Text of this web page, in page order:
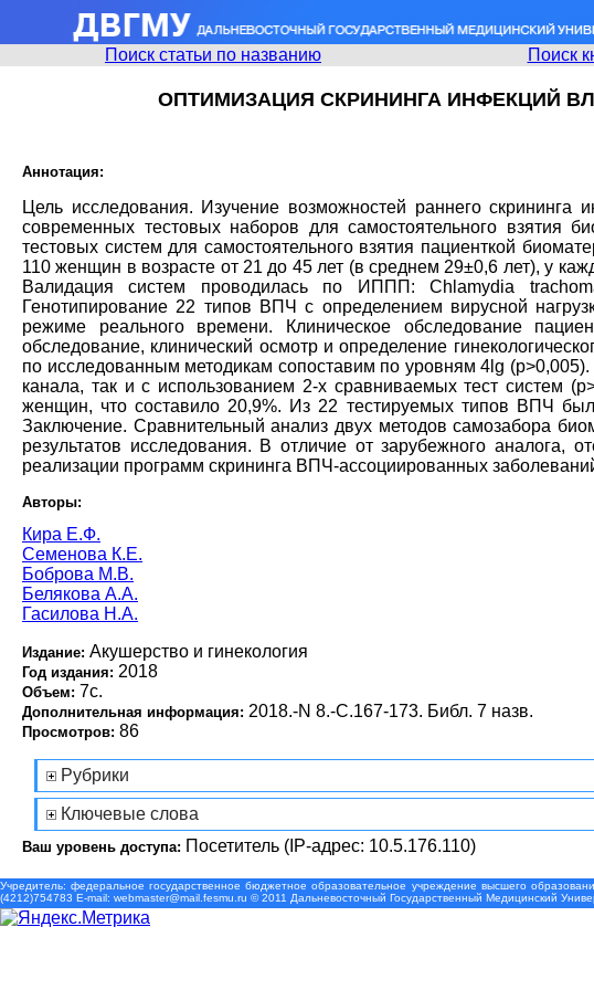
Поиск статьи по названию Поиск
ОПТИМИЗАЦИЯ СКРИНИНГА ИНФЕКЦИЙ
Аннотация:
Цель исследования. Изучение возможностей раннего
современных тестовых наборов для самостоятельного взятия
тестовых систем для самостоятельного взятия пациенткой
110 женщин в возрасте от 21 до 45 лет (в среднем 29±0,6 лет), у
Валидация систем проводилась по ИППП: Chlamydia
Генотипирование 22 типов ВПЧ с определением вирусной
режиме реального времени. Клиническое обследование
обследование, клинический осмотр и определение
по исследованным методикам сопоставим по уровням 4lg
канала, так и с использованием 2-х сравниваемых тест
женщин, что составило 20,9%. Из 22 тестируемых типов ВПЧ
Заключение. Сравнительный анализ двух методов самозабора
результатов исследования. В отличие от зарубежного аналога,
реализации программ скрининга ВПЧ-ассоциированных
Авторы:
Кира Е.Ф.
Семенова К.Е.
Боброва М.В.
Белякова А.А.
Гасилова Н.А.
Издание: Акушерство и гинекология
Год издания: 2018
Объем: 7с.
Дополнительная информация: 2018.-N 8.-С.167-173. Библ. 7 назв.
Просмотров: 86
Рубрики
Ключевые слова
Ваш уровень доступа: Посетитель (IP-адрес: 10.5.176.110)
Учредитель: федеральное государственное бюджетное образовательное учреждение высшего
(4212)754783 Е-mail: webmaster@mail.fesmu.ru © 2011 Дальневосточный Государственный Медицинский